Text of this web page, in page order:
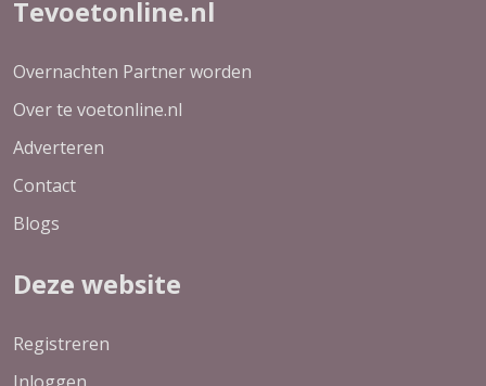
Tevoetonline.nl
Overnachten Partner worden
Over te voetonline.nl
Adverteren
Contact
Blogs
Deze website
Registreren